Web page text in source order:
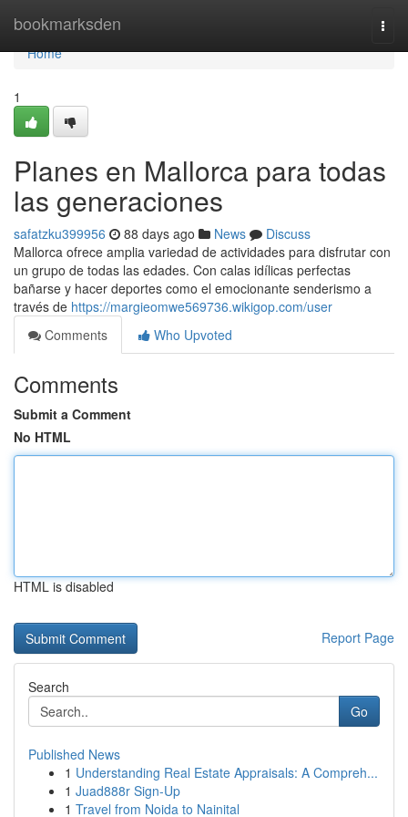
bookmarksden
Home
Home
1
Planes en Mallorca para todas
las generaciones
safatzku399956 88 days ago News
Discuss
Mallorca ofrece amplia variedad de actividades para disfrutar con
un grupo de todas las edades. Con calas idílicas perfectas
bañarse y hacer deportes como el emocionante senderismo a
través de https://margieomwe569736.wikigop.com/user
Comments
Who Upvoted
Comments
Submit a Comment
No HTML
HTML is disabled
Report Page
Search
Go
Published News
1 Understanding Real Estate Appraisals: A Compreh...
1 Juad888r Sign-Up
1 Travel from Noida to Nainital